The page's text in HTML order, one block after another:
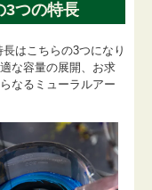
3つの特長
はこちらの3つになり
な容量の展開、お求
なるミューラルアー